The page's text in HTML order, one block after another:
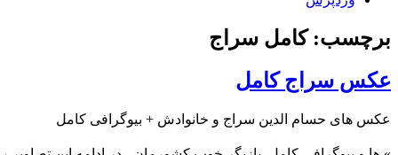
برچسب: کامل سراج
عکس سراج کامل
عکس های حسام الدین سراج و خانوادش + بیوگرافی کامل